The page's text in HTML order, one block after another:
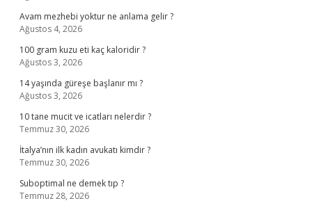
Avam mezhebi yoktur ne anlama gelir ?
Ağustos 4, 2026
100 gram kuzu eti kaç kaloridir ?
Ağustos 3, 2026
14 yaşında güreşe başlanır mı ?
Ağustos 3, 2026
10 tane mucit ve icatları nelerdir ?
Temmuz 30, 2026
İtalya’nın ilk kadın avukatı kimdir ?
Temmuz 30, 2026
Suboptimal ne demek tıp ?
Temmuz 28, 2026